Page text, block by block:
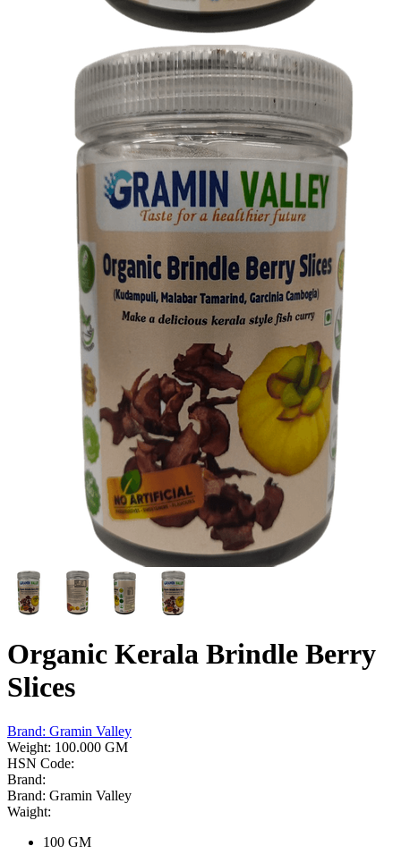
Organic Kerala Brindle Berry
Slices
Brand: Gramin Valley
Weight: 100.000 GM
HSN Code:
Brand:
Brand: Gramin Valley
Waight:
100 GM